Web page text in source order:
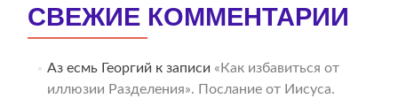
СВЕЖИЕ КОММЕНТАРИИ
Аз есмь Георгий к записи «Как избавиться от
иллюзии Разделения». Послание от Иисуса.